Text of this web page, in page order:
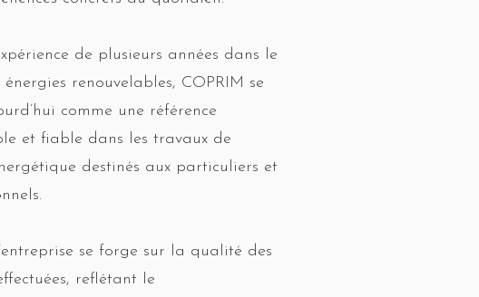
de plusieurs années dans le
renouvelables, COPRIM se
comme une référence
et fiable dans les travaux de
destinés aux particuliers et
se forge sur la qualité des
reflétant le